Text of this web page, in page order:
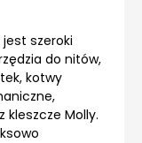
szeroki
do nitów,
kotwy
kleszcze Molly.